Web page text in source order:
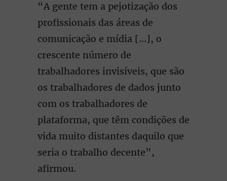
“A gente tem a pejotização dos
profissionais das áreas de
comunicação e mídia [...], o
crescente número de
trabalhadores invisíveis, que são
os trabalhadores de dados junto
com os trabalhadores de
plataforma, que têm condições de
vida muito distantes daquilo que
seria o trabalho decente”,
afirmou.